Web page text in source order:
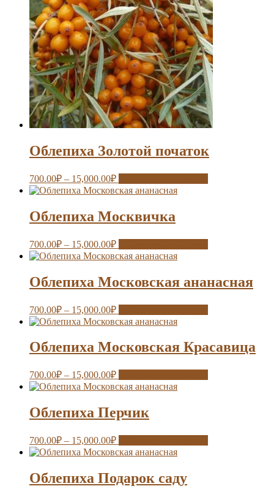
Облепиха Золотой початок
700.00₽ – 15,000.00₽
Облепиха Москвичка
700.00₽ – 15,000.00₽
Облепиха Московская ананасная
700.00₽ – 15,000.00₽
Облепиха Московская Красавица
700.00₽ – 15,000.00₽
Облепиха Перчик
700.00₽ – 15,000.00₽
Облепиха Подарок саду